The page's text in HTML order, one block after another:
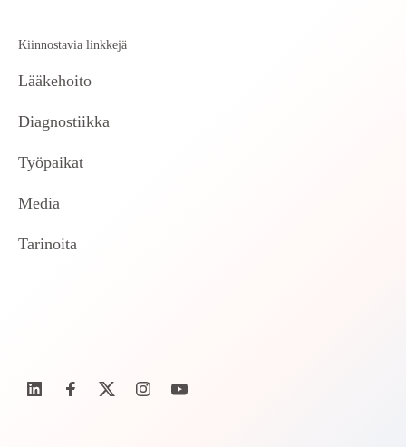
Kiinnostavia linkkejä
Lääkehoito
Diagnostiikka
Työpaikat
Media
Tarinoita